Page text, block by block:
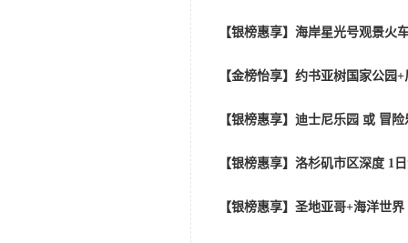
【银榜惠享】海岸星光号观景火
【金榜怡享】约书亚树国家公园
【银榜惠享】迪士尼乐园 或 冒
【银榜惠享】洛杉矶市区深度 1
【银榜惠享】圣地亚哥+海洋世